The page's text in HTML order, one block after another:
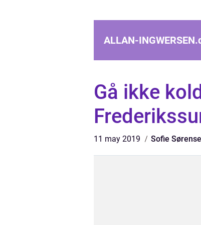
ALLAN-INGWERSEN.
Gå ikke
11 may 2019 Sofie